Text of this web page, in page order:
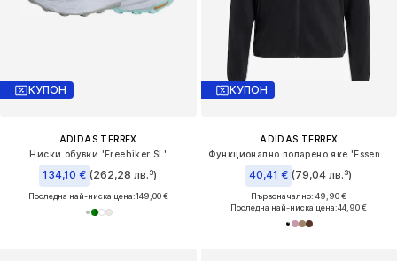
КУПОН
ADIDAS TERREX
Ниски обувки 'Freehiker SL'
134,10 € (262,28 лв.³)
Последна най-ниска цена:149,00 €
КУПОН
ADIDAS TERREX
40,41 € (79,04 лв.³)
Първоначално: 49,90 €
Последна най-ниска цена:44,90 €